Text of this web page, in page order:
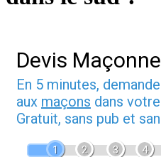
Devis
En 5 minutes,
aux maçons dans
Gratuit, sans pub et
1 2 3 4